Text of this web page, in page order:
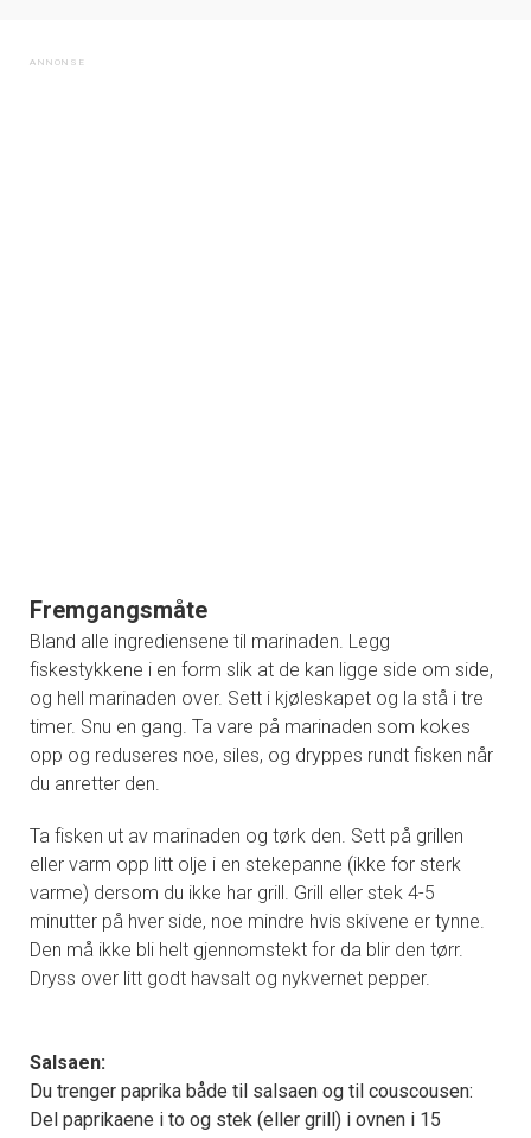
Fremgangsmåte
Bland alle ingrediensene til marinaden. Legg
fiskestykkene i en form slik at de kan ligge side om side,
og hell marinaden over. Sett i kjøleskapet og la stå i tre
timer. Snu en gang. Ta vare på marinaden som kokes
opp og reduseres noe, siles, og dryppes rundt fisken når
du anretter den.
Ta fisken ut av marinaden og tørk den. Sett på grillen
eller varm opp litt olje i en stekepanne (ikke for sterk
varme) dersom du ikke har grill. Grill eller stek 4-5
minutter på hver side, noe mindre hvis skivene er tynne.
Den må ikke bli helt gjennomstekt for da blir den tørr.
Dryss over litt godt havsalt og nykvernet pepper.
Salsaen:
Du trenger paprika både til salsaen og til couscousen:
Del paprikaene i to og stek (eller grill) i ovnen i 15